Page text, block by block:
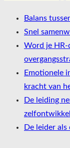
Balans
Snel
Word je HR-
Emotionele
kracht van
De leiding
De leider